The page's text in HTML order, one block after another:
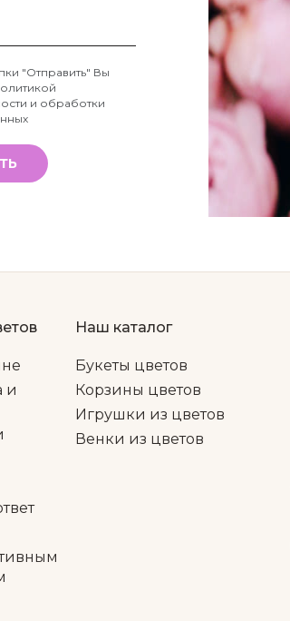
"Отправить" Вы
и обработки
и
Наш каталог
Букеты цветов
Корзины цветов
Игрушки из цветов
Венки из цветов